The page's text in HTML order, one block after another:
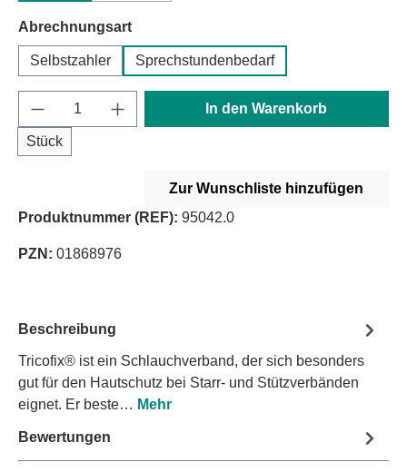
Abrechnungsartauswählen
Selbstzahler Sprechstundenbedarf
Produkt Anzahl: Gib den gewünschten
Stück
In den Warenkorb
Zur Wunschliste hinzufügen
Produktnummer (REF): 95042.0
PZN: 01868976
Beschreibung
Tricofix® ist ein Schlauchverband, der sich besonders
gut für den Hautschutz bei Starr- und Stützverbänden
eignet. Er beste… Mehr
Bewertungen